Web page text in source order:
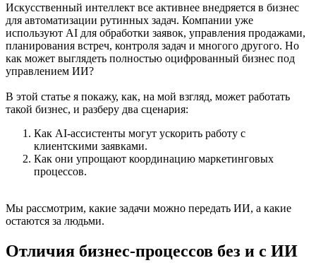
Искусственный интеллект все активнее внедряется в бизнес
для автоматизации рутинных задач. Компании уже
используют AI для обработки заявок, управления продажами,
планирования встреч, контроля задач и многого другого. Но
как может выглядеть полностью оцифрованный бизнес под
управлением ИИ?
В этой статье я покажу, как, на мой взгляд, может работать
такой бизнес, и разберу два сценария:
Как AI-ассистенты могут ускорить работу с
клиентскими заявками.
Как они упрощают координацию маркетинговых
процессов.
Мы рассмотрим, какие задачи можно передать ИИ, а какие
остаются за людьми.
Отличия бизнес-процессов без и с ИИ